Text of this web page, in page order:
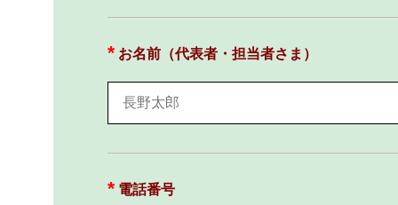
お名前（代表者・担当者さま）
電話番号